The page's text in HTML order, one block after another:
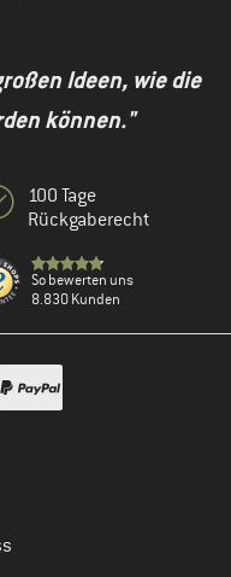
Ideen, wie die
können."
100 Tage
Rückgaberecht
So bewerten uns
8.830 Kunden